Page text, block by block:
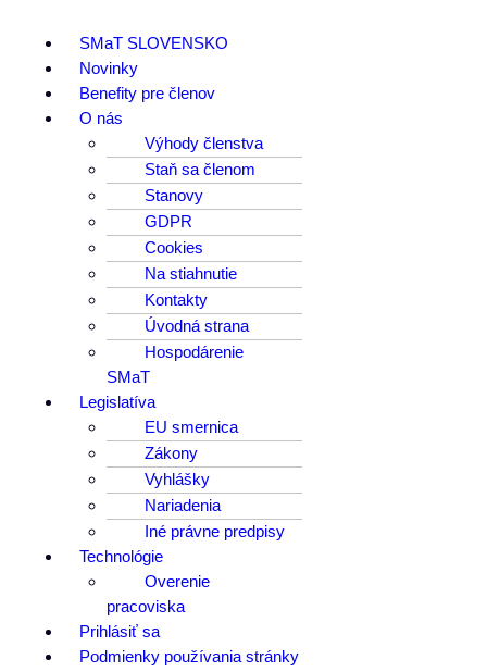
SMaT SLOVENSKO
Novinky
Benefity pre členov
O nás
Výhody členstva
Staň sa členom
Stanovy
GDPR
Cookies
Na stiahnutie
Kontakty
Úvodná strana
Hospodárenie
SMaT
Legislatíva
EU smernica
Zákony
Vyhlášky
Nariadenia
Iné právne predpisy
Technológie
Overenie
pracoviska
Prihlásiť sa
Podmienky používania stránky